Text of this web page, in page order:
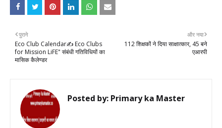
और नया
112 शिक्षकों ने दिया साक्षात्कार, 45 बने
एआरपी
पुराने
Eco Club Calendar✍️ Eco Clubs
for Mission LiFE" संबंधी गतिविधियों का
मासिक कैलेण्डर
Posted by: Primary ka Master